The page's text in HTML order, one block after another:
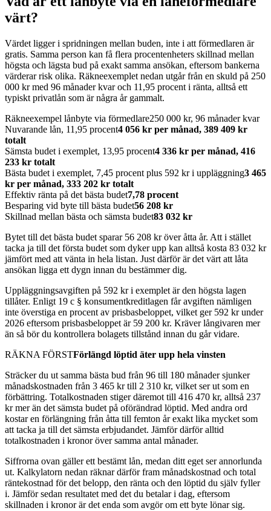
värt?
Värdet ligger i spridningen mellan buden, inte i att förmedlaren är
gratis. Samma person kan få flera procentenheters skillnad mellan
högsta och lägsta bud på exakt samma ansökan, eftersom bankerna
värderar risk olika. Räkneexemplet nedan utgår från en skuld på 250
000 kr med 96 månader kvar och 11,95 procent i ränta, alltså ett
typiskt privatlån som är några år gammalt.
Räkneexempel lånbyte via förmedlare250 000 kr, 96 månader kvar
Nuvarande lån, 11,95 procent4 056 kr per månad, 389 409 kr
totalt
Sämsta budet i exemplet, 13,95 procent4 336 kr per månad, 416
233 kr totalt
Bästa budet i exemplet, 7,45 procent plus 592 kr i uppläggning3 465
kr per månad, 333 202 kr totalt
Effektiv ränta på det bästa budet7,78 procent
Besparing vid byte till bästa budet56 208 kr
Skillnad mellan bästa och sämsta budet83 032 kr
Bytet till det bästa budet sparar 56 208 kr över åtta år. Att i stället
tacka ja till det första budet som dyker upp kan alltså kosta 83 032 kr
jämfört med att vänta in hela listan. Just därför är det värt att låta
ansökan ligga ett dygn innan du bestämmer dig.
Uppläggningsavgiften på 592 kr i exemplet är den högsta lagen
tillåter. Enligt 19 c § konsumentkreditlagen får avgiften nämligen
inte överstiga en procent av prisbasbeloppet, vilket ger 592 kr under
2026 eftersom prisbasbeloppet är 59 200 kr. Kräver långivaren mer
än så bör du kontrollera bolagets tillstånd innan du går vidare.
RÄKNA FÖRSTFörlängd löptid äter upp hela vinsten
Sträcker du ut samma bästa bud från 96 till 180 månader sjunker
månadskostnaden från 3 465 kr till 2 310 kr, vilket ser ut som en
förbättring. Totalkostnaden stiger däremot till 416 470 kr, alltså 237
kr mer än det sämsta budet på oförändrad löptid. Med andra ord
kostar en förlängning från åtta till femton år exakt lika mycket som
att tacka ja till det sämsta erbjudandet. Jämför därför alltid
totalkostnaden i kronor över samma antal månader.
Siffrorna ovan gäller ett bestämt lån, medan ditt eget ser annorlunda
ut. Kalkylatorn nedan räknar därför fram månadskostnad och total
räntekostnad för det belopp, den ränta och den löptid du själv fyller
i. Jämför sedan resultatet med det du betalar i dag, eftersom
skillnaden i kronor är det enda som avgör om ett byte lönar sig.